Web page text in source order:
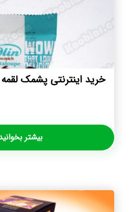
خرید اینترنتی پشمک
بیشتر